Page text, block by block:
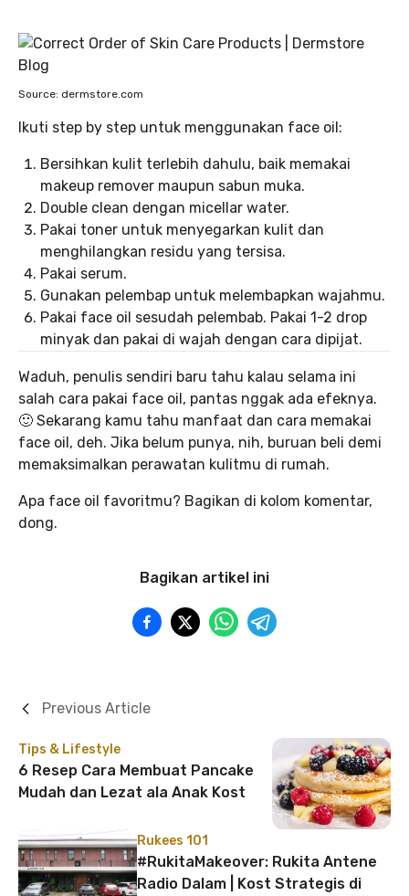
Source: dermstore.com
Ikuti step by step untuk menggunakan face oil:
Bersihkan kulit terlebih dahulu, baik memakai
makeup remover maupun sabun muka.
Double clean dengan micellar water.
Pakai toner untuk menyegarkan kulit dan
menghilangkan residu yang tersisa.
Pakai serum.
Gunakan pelembap untuk melembapkan wajahmu.
Pakai face oil sesudah pelembab. Pakai 1-2 drop
minyak dan pakai di wajah dengan cara dipijat.
Waduh, penulis sendiri baru tahu kalau selama ini
salah cara pakai face oil, pantas nggak ada efeknya.
🙂 Sekarang kamu tahu manfaat dan cara memakai
face oil, deh. Jika belum punya, nih, buruan beli demi
memaksimalkan perawatan kulitmu di rumah.
Apa face oil favoritmu? Bagikan di kolom komentar,
dong.
Bagikan artikel ini
Tips & Lifestyle
6 Resep Cara Membuat Pancake
Mudah dan Lezat ala Anak Kost
Previous Article
Rukees 101
#RukitaMakeover: Rukita Antene
Radio Dalam | Kost Strategis di